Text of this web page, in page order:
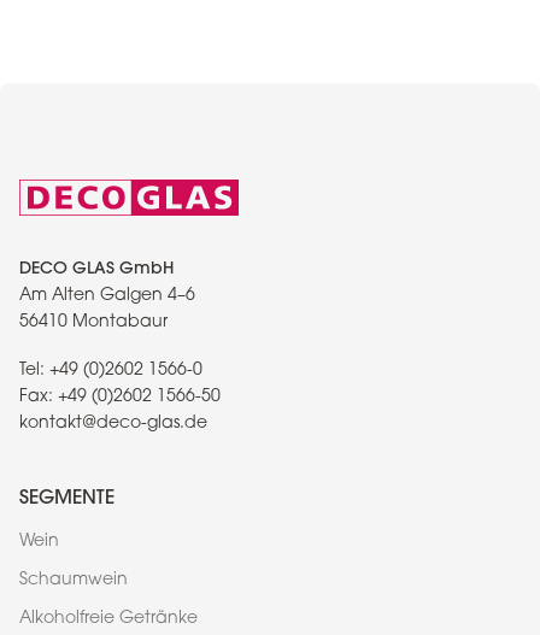
DECO GLAS GmbH
Am Alten Galgen 4–6
56410 Montabaur
Tel: +49 (0)2602 1566-0
Fax: +49 (0)2602 1566-50
kontakt@deco-glas.de
SEGMENTE
Wein
Schaumwein
Alkoholfreie Getränke